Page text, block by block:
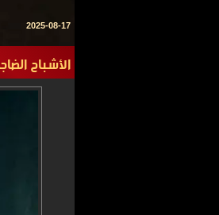
2025-08-17
الأشباح